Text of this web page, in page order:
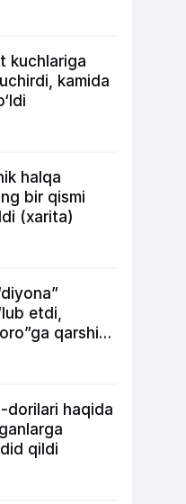
kuchlariga
kamida
halqa
bir qismi
(xarita)
etdi,
qarshi
qo‘ldan
dorilari haqida
qildi